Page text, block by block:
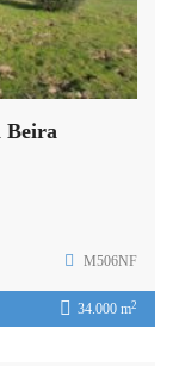
Beira
M506NF
34.000 m2